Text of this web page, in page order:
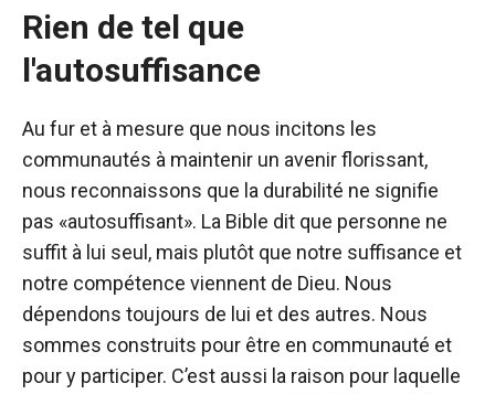
Rien de tel que
l'autosuffisance
Au fur et à mesure que nous incitons les
communautés à maintenir un avenir florissant,
nous reconnaissons que la durabilité ne signifie
pas «autosuffisant». La Bible dit que personne ne
suffit à lui seul, mais plutôt que notre suffisance et
notre compétence viennent de Dieu. Nous
dépendons toujours de lui et des autres. Nous
sommes construits pour être en communauté et
pour y participer. C’est aussi la raison pour laquelle